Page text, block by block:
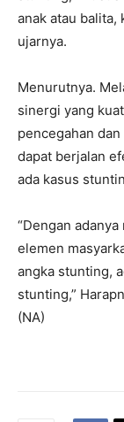
anak atau balita,
ujarnya.
Menurutnya.
sinergi yang
pencegahan
dapat berjalan
ada kasus
“Dengan
elemen
angka stunting,
stunting,”
(NA)